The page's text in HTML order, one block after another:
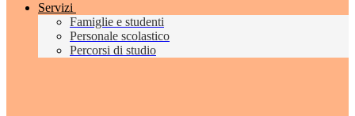
Servizi
Famiglie e studenti
Personale scolastico
Percorsi di studio